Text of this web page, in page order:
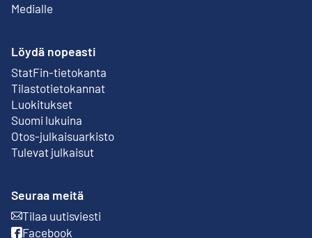
Medialle
Löydä nopeasti
StatFin-tietokanta
Ulkoinen linkki
Tilastotietokannat
Luokitukset
Suomi lukuina
Otos-julkaisuarkisto
Ulkoinen linkki
Tulevat julkaisut
Seuraa meitä
Tilaa uutisviesti
Ulkoinen linkki
Facebook